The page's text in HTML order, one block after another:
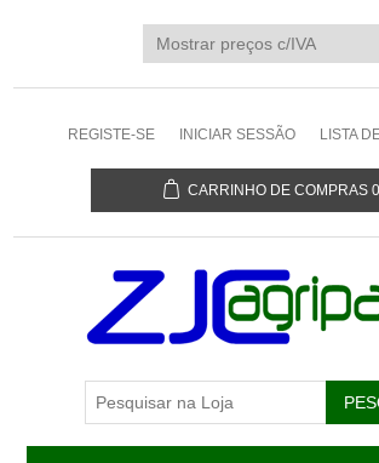
REGISTE-SE INICIAR SESSÃO LISTA
CARRINHO DE COMPRAS 0